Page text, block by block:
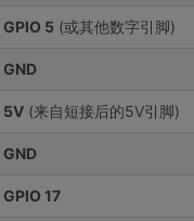
GPIO 5 (或其他数字引脚)
GND
5V (来自短接后的5V引脚)
GND
GPIO 17